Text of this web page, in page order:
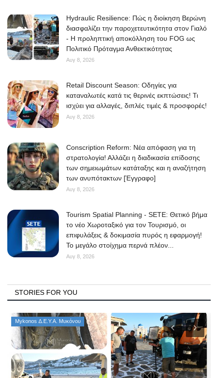
Hydraulic Resilience: Πώς η διοίκηση Βερώνη
διασφαλίζει την παροχετευτικότητα στον Γιαλό
- Η προληπτική αποκόλληση του FOG ως
Πολιτικό Πρόταγμα Ανθεκτικότητας
Αυγ 8, 2026
Retail Discount Season: Οδηγίες για
καταναλωτές κατά τις θερινές εκπτώσεις! Τι
ισχύει για αλλαγές, διπλές τιμές & προσφορές!
Αυγ 8, 2026
Conscription Reform: Νέα απόφαση για τη
στρατολογία! Αλλάζει η διαδικασία επίδοσης
των σημειωμάτων κατάταξης και η αναζήτηση
των ανυπότακτων [Έγγραφο]
Αυγ 8, 2026
Tourism Spatial Planning - SETE: Θετικό βήμα
το νέο Χωροταξικό για τον Τουρισμό, οι
επιφυλάξεις & δοκιμασία πυρός η εφαρμογή!
Το μεγάλο στοίχημα περνά πλέον...
Αυγ 8, 2026
STORIES FOR YOU
Mykonos Δ.Ε.Υ.Α. Μυκόνου